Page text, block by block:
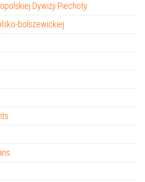
Dywizji Piechoty
bolszewickiej